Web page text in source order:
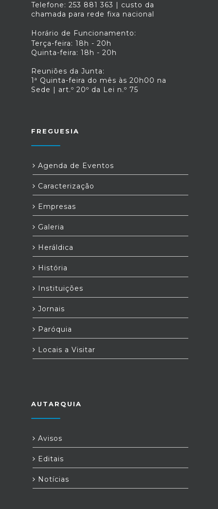
Telefone: 253 881 363 | custo da
chamada para rede fixa nacional
Horário de Funcionamento:
Terça-feira: 18h - 20h
Quinta-feira: 18h - 20h
Reuniões da Junta:
1ª Quinta-feira do mês às 20h00 na
Sede | art.º 20º da Lei n.º 75
FREGUESIA
Agenda de Eventos
Caracterização
Empresas
Galeria
Heráldica
História
Instituições
Jornais
Paróquia
Locais a Visitar
AUTARQUIA
Avisos
Editais
Notícias